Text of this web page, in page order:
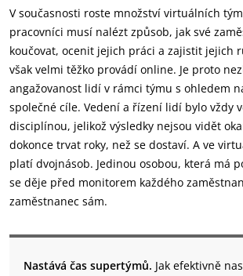
V současnosti roste množství virtuálních
pracovníci musí nalézt způsob, jak své
koučovat, ocenit jejich práci a zajistit jejich
však velmi těžko provádí online. Je proto
angažovanost lidí v rámci týmu s ohledem
společné cíle. Vedení a řízení lidí bylo vždy
disciplínou, jelikož výsledky nejsou vidět
dokonce trvat roky, než se dostaví. A ve
platí dvojnásob. Jedinou osobou, která má
se děje před monitorem každého
zaměstnanec sám.
Nastává čas supertýmů. Jak efektivně